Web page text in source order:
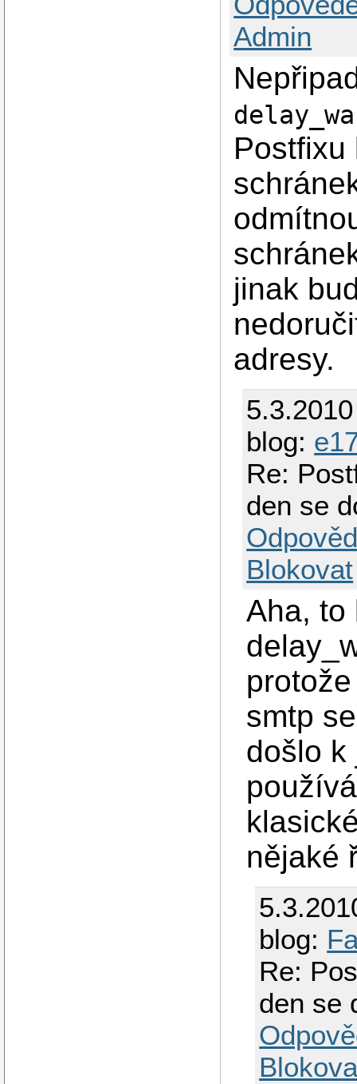
Admin
Postfixu
jinak
adresy.
blog:
Re:
den se
Blokovat
Aha, to
smtp
došlo k
nějaké
blog:
Re:
den se